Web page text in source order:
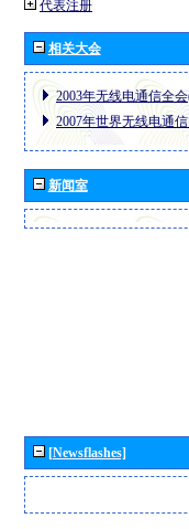
代表注册
相关大会
2003年无线电通信全
2007年世界无线电通
新闻室
[Newsflashes]